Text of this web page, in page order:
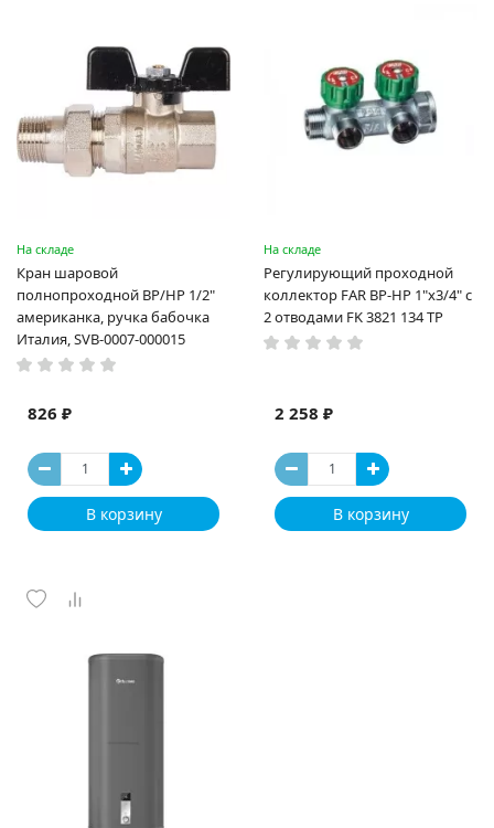
На складе
Кран шаровой
полнопроходной ВР/НР 1/2"
американка, ручка бабочка
Италия, SVB-0007-000015
826 ₽
В корзину
На складе
Регулирующий проходной
коллектор FAR ВР-НР 1"х3/4" с
2 отводами FK 3821 134 TP
2 258 ₽
В корзину